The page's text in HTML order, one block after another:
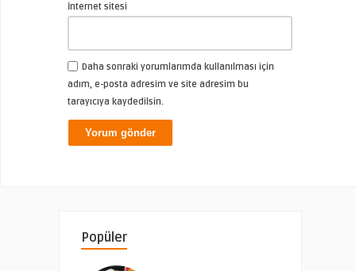
İnternet sitesi
Daha sonraki yorumlarımda kullanılması için
adım, e-posta adresim ve site adresim bu
tarayıcıya kaydedilsin.
Popüler